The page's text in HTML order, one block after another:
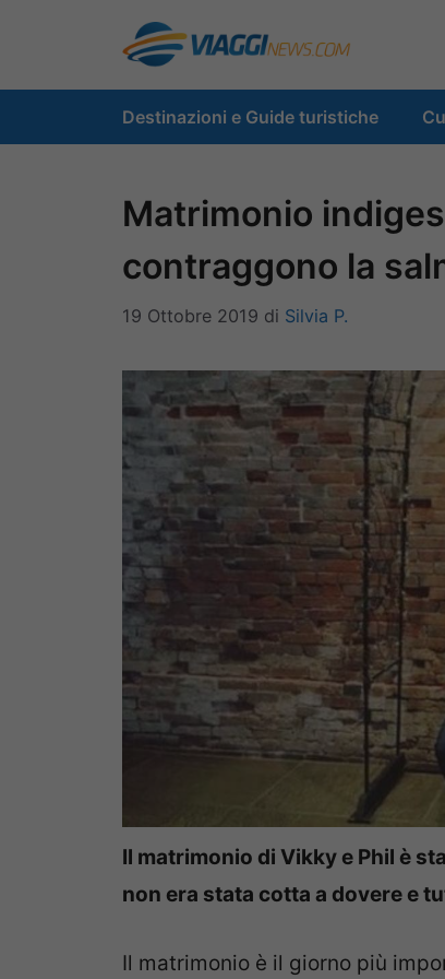
contenuto
Destinazioni e Guide turistiche
Matrimonio
contraggono la
19 Ottobre 2019 di Silvia P.
Il matrimonio di Vikky e Phil è
non era stata cotta a dovere e
Il matrimonio è il giorno più